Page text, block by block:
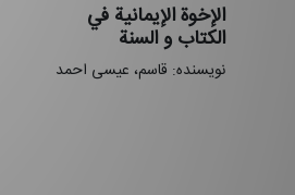
الإخوة الإیمانیة في
الکتاب و السنة
نویسنده: قاسم، عیسی احمد